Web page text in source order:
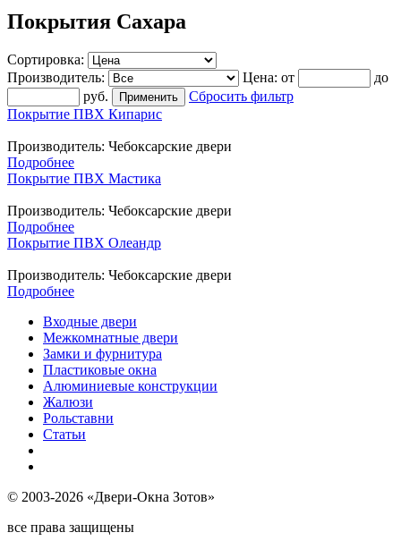
Покрытия Сахара
Сортировка:
Производитель:
Цена: от
до
руб.
Сбросить фильтр
Покрытие ПВХ Кипарис
Производитель: Чебоксарские двери
Подробнее
Покрытие ПВХ Мастика
Производитель: Чебоксарские двери
Подробнее
Покрытие ПВХ Олеандр
Производитель: Чебоксарские двери
Подробнее
Входные двери
Межкомнатные двери
Замки и фурнитура
Пластиковые окна
Алюминиевые конструкции
Жалюзи
Рольставни
Статьи
© 2003-2026 «Двери-Окна Зотов»
все права защищены